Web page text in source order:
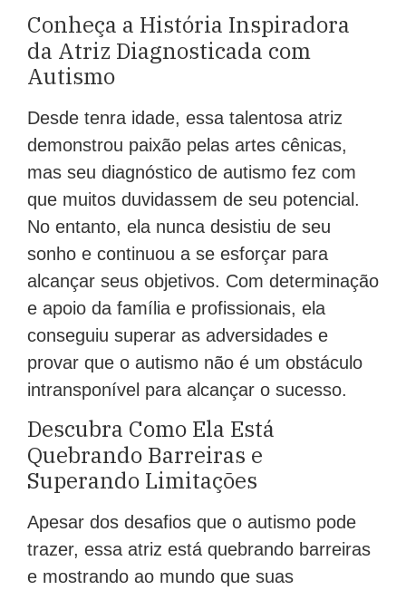
Conheça a História Inspiradora
da Atriz Diagnosticada com
Autismo
Desde tenra idade, essa talentosa atriz
demonstrou paixão pelas artes cênicas,
mas seu diagnóstico de autismo fez com
que muitos duvidassem de seu potencial.
No entanto, ela nunca desistiu de seu
sonho e continuou a se esforçar para
alcançar seus objetivos. Com determinação
e apoio da família e profissionais, ela
conseguiu superar as adversidades e
provar que o autismo não é um obstáculo
intransponível para alcançar o sucesso.
Descubra Como Ela Está
Quebrando Barreiras e
Superando Limitações
Apesar dos desafios que o autismo pode
trazer, essa atriz está quebrando barreiras
e mostrando ao mundo que suas